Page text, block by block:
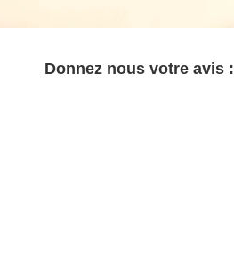
Donnez nous votre avis :